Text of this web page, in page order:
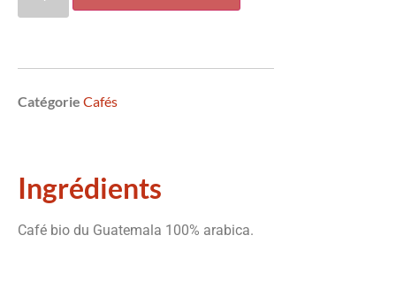
Catégorie Cafés
Ingrédients
Café bio du Guatemala 100% arabica.